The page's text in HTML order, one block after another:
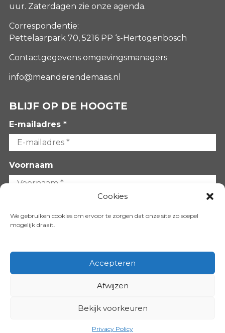
Cookies
We gebruiken cookies om ervoor te zorgen dat onze site zo soepel
mogelijk draait.
Accepteren
Afwijzen
Bekijk voorkeuren
Privacy Policy
uur. Zaterdagen zie onze agenda.
Correspondentie:
Pettelaarpark 70, 5216 PP ‘s-Hertogenbosch
Contactgegevens omgevingsmanagers
info@meanderendemaas.nl
BLIJF OP DE HOOGTE
E-mailadres *
Voornaam
VOLG ONS OP: